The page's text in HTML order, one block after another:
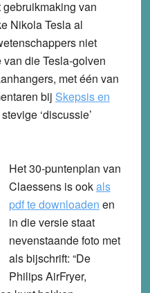
van
Nikola Tesla al
niet
van die Tesla-golven
met één van
bij Skepsis en
‘discussie’
Het 30-puntenplan van
Claessens is ookals
pdf te downloaden en
in die versie staat
nevenstaande foto met
als bijschrift: “De
Philips AirFryer,